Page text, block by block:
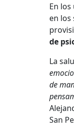
En
en los
de
La
de
San